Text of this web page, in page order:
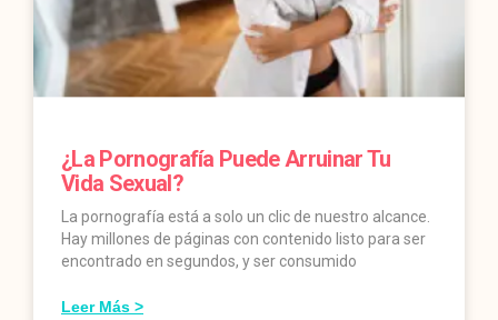
¿La Pornografía Puede Arruinar Tu
Vida Sexual?
La pornografía está a solo un clic de nuestro alcance.
Hay millones de páginas con contenido listo para ser
encontrado en segundos, y ser consumido
Leer Más >